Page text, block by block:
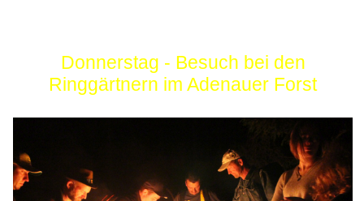
Donnerstag - Besuch bei den
Ringgärtnern im Adenauer Forst